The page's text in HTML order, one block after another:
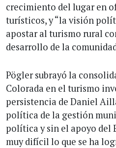
crecimiento del lugar en
turísticos, y “la visión
apostar al turismo rural
desarrollo de la
Pögler subrayó la
Colorada en el turismo
persistencia de Daniel
política de la gestión
política y sin el apoyo del
muy difícil lo que se ha